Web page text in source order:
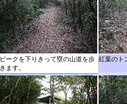
ピークを下りきって塁の山道を歩
きます。
紅葉のト